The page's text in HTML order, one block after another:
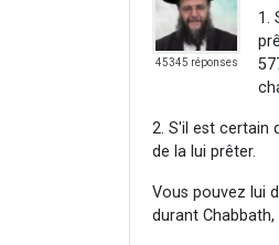
45345 réponses
1.
2. S'il est certain
de la lui prêter.
Vous pouvez lui
durant